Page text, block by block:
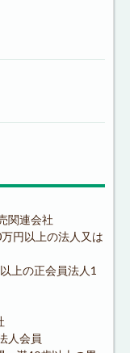
関連会社
円以上の法人又は
上の正会員法人1
人会員